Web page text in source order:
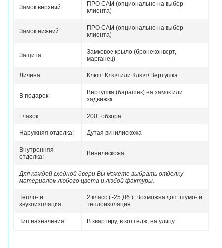
Замок верхний:
ПРО САМ (опционально на выбор
клиента)
Замок нижний:
ПРО САМ (опционально на выбор
клиента)
Защита:
Замковое крыло (бронеконверт,
марганец)
Личина: Ключ+Ключ или Ключ+Вертушка
В подарок:
Вертушка (барашек) на замок или
задвижка
Глазок: 200° обзора
Наружняя отделка: Дутая винилискожа
Внутренняя
отделка:
Винилискожа
Для каждой входной двери Вы можете выбрать отделку
материалом любого цвета и любой фактуры.
Тепло- и
звукоизоляция:
2 класс ( -25 Дб ). Возможна доп. шумо- и
теплоизоляция
Тип назначения: В квартиру, в коттедж, на улицу